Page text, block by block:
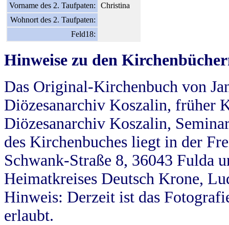
Vorname des 2. Taufpaten:
Christina
Wohnort des 2. Taufpaten:
Feld18:
Hinweise zu den
Das Original-Kirchenbuch von
Diözesanarchiv Koszalin, früher
Diözesanarchiv Koszalin,
des Kirchenbuches liegt in der
Schwank-Straße 8, 36043 Fulda
Heimatkreises Deutsch Krone,
Hinweis: Derzeit ist das
erlaubt.